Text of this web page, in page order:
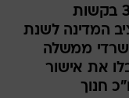
ועדת הכספים אישרה 31 מתוך 34 בקשות
המדינה לשנת
ממשלה
את אישור
חנוך